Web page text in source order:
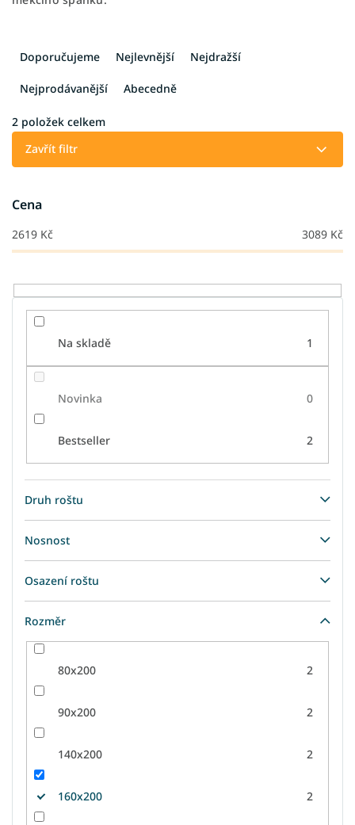
í
p
u
k
t
Doporučujeme Nejlevnější Nejdražší
Nejprodávanější Abecedně
2 položek celkem
Zavřít filtr
Cena
2619 Kč 3089 Kč
Na skladě 1
Novinka 0
Bestseller 2
Druh roštu
Nosnost
Osazení roštu
Rozměr
80x200 2
90x200 2
140x200 2
160x200 2